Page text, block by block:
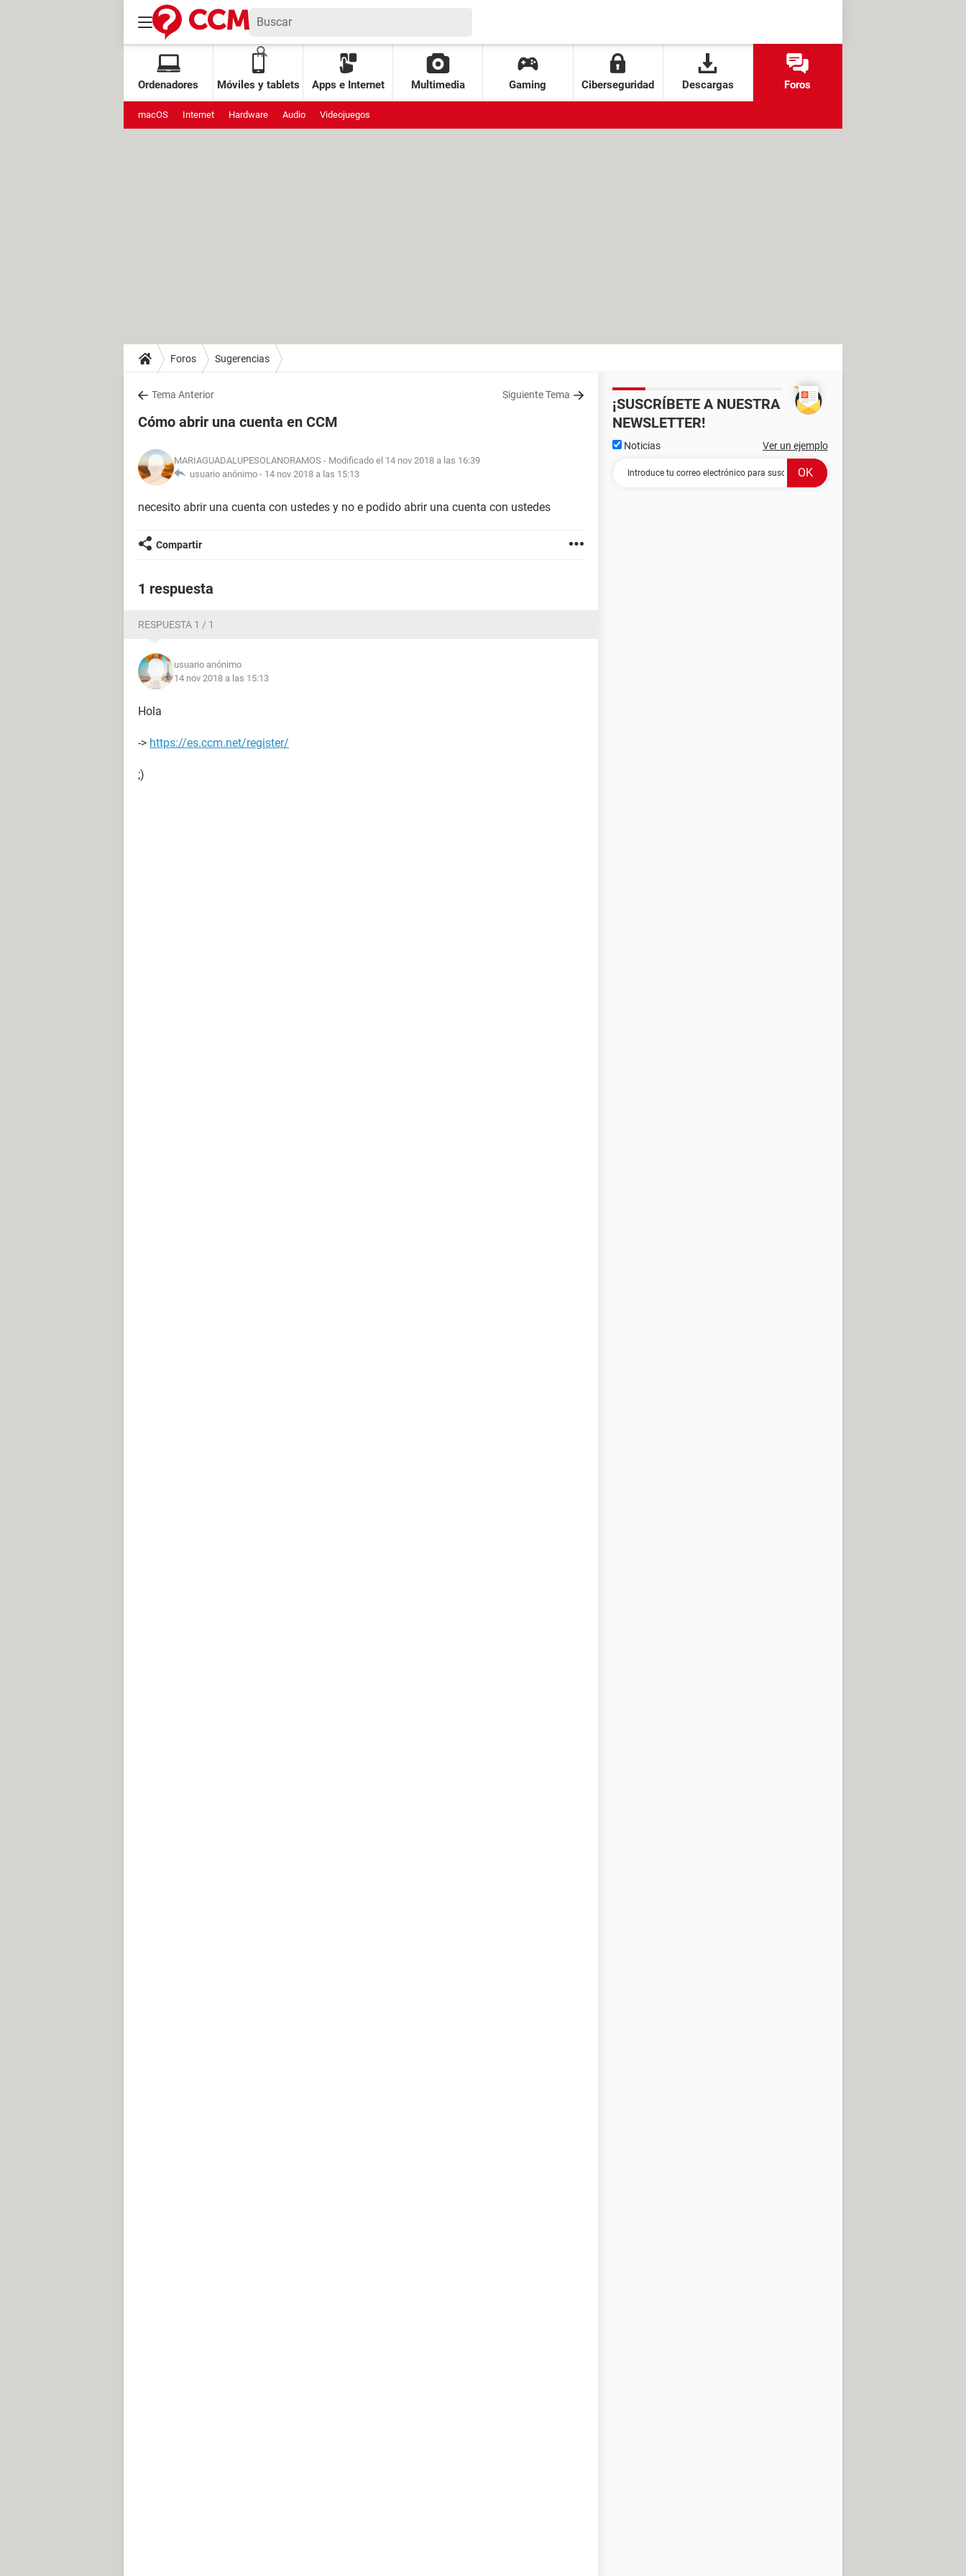
Ordenadores Móviles y tablets Apps e Internet Multimedia Gaming Ciberseguridad Descargas Foros
macOS Internet Hardware Audio Videojuegos
Foros Sugerencias
Tema Anterior Siguiente Tema
Cómo abrir una cuenta en CCM
MARIAGUADALUPESOLANORAMOS - Modificado el 14 nov 2018 a las 16:39
usuario anónimo - 14 nov 2018 a las 15:13
necesito abrir una cuenta con ustedes y no e podido abrir una cuenta con ustedes
Compartir
1 respuesta
RESPUESTA 1 / 1
usuario anónimo
14 nov 2018 a las 15:13
Hola
-> https://es.ccm.net/register/
;)
¡SUSCRÍBETE A NUESTRA
NEWSLETTER!
Noticias Ver un ejemplo